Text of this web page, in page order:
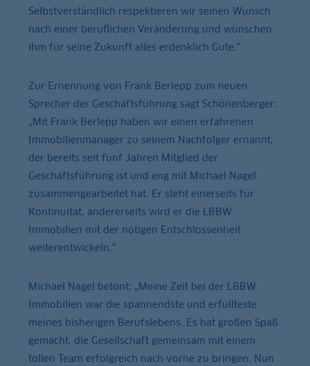
Selbstverständlich respektieren wir seinen Wunsch
nach einer beruflichen Veränderung und wünschen
ihm für seine Zukunft alles erdenklich Gute.“
Zur Ernennung von Frank Berlepp zum neuen
Sprecher der Geschäftsführung sagt Schönenberger:
„Mit Frank Berlepp haben wir einen erfahrenen
Immobilienmanager zu seinem Nachfolger ernannt,
der bereits seit fünf Jahren Mitglied der
Geschäftsführung ist und eng mit Michael Nagel
zusammengearbeitet hat. Er steht einerseits für
Kontinuität, andererseits wird er die LBBW
Immobilien mit der nötigen Entschlossenheit
weiterentwickeln.“
Michael Nagel betont: „Meine Zeit bei der LBBW
Immobilien war die spannendste und erfüllteste
meines bisherigen Berufslebens. Es hat großen Spaß
gemacht, die Gesellschaft gemeinsam mit einem
tollen Team erfolgreich nach vorne zu bringen. Nun